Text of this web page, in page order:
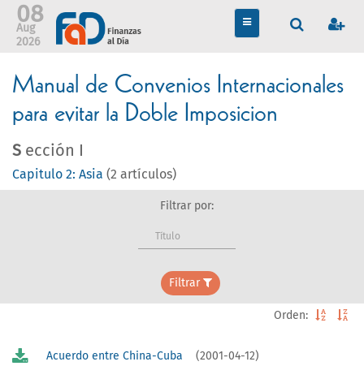
TOGGLE
NAVIGATION
08
Aug
2026
Manual de Convenios Internacionales
para evitar la Doble Imposicion
S ección I
Capitulo 2: Asia (2 artículos)
Filtrar por:
Título
Filtrar
Orden:
Acuerdo entre China-Cuba (2001-04-12)